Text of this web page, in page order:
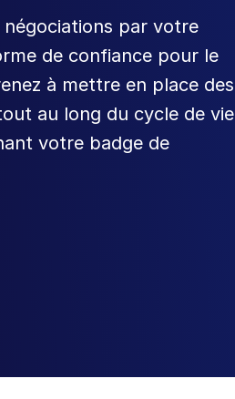
par votre
de confiance pour le
à mettre en place des
au long du cycle de vie
votre badge de